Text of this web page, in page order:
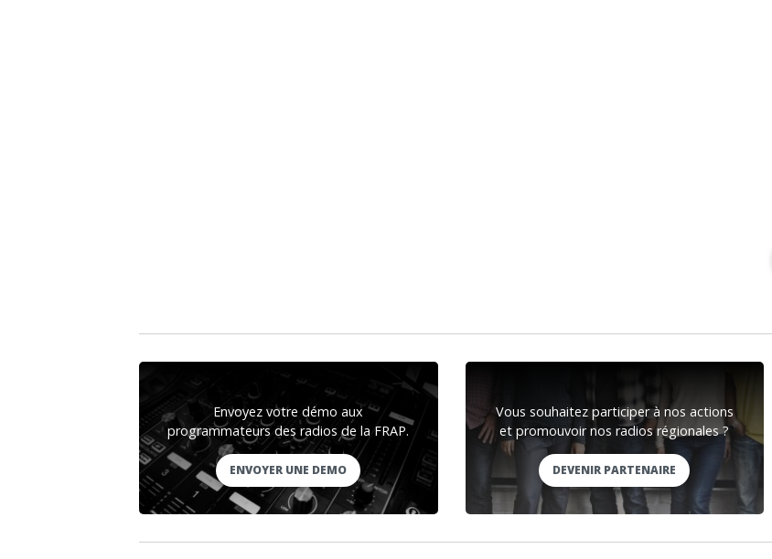
Envoyez votre démo aux
programmateurs des radios de la FRAP.
ENVOYER UNE DEMO
Vous souhaitez participer à nos actions
et promouvoir nos radios régionales ?
DEVENIR PARTENAIRE